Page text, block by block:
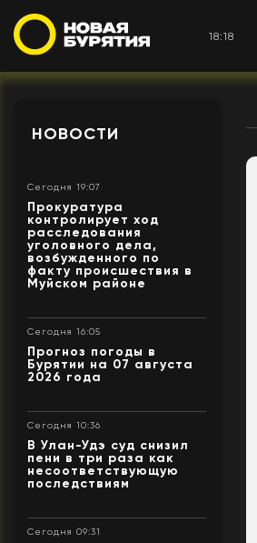
18:18
НОВОСТИ
Сегодня 19:07
Прокуратура
контролирует ход
расследования
уголовного дела,
возбужденного по
факту происшествия в
Муйском районе
Сегодня 16:05
Прогноз погоды в
Бурятии на 07 августа
2026 года
Сегодня 10:36
В Улан-Удэ суд снизил
пени в три раза как
несоответствующую
последствиям
Сегодня 09:31